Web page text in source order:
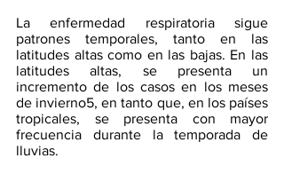
La enfermedad respiratoria sigue
patrones temporales, tanto en las
latitudes altas como en las bajas. En las
latitudes altas, se presenta un
incremento de los casos en los meses
de invierno5, en tanto que, en los países
tropicales, se presenta con mayor
frecuencia durante la temporada de
lluvias.